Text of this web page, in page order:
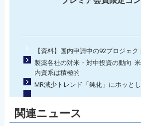
【資料】国内申請中の92プロジェク
製薬各社の対米・対中投資の動向
内資系は積極的
MR減少トレンド「鈍化」にホッと
関連ニュース